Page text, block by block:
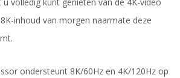
inhoud van morgen naarmate deze
ondersteunt 8K/60Hz en 4K/120Hz op